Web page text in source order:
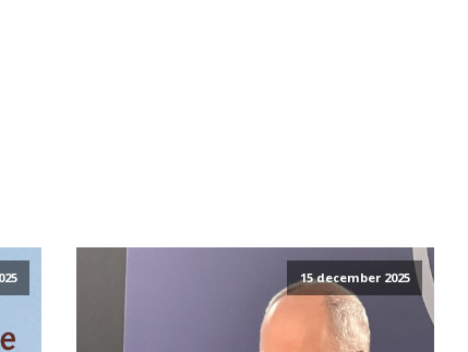
15 december 2025